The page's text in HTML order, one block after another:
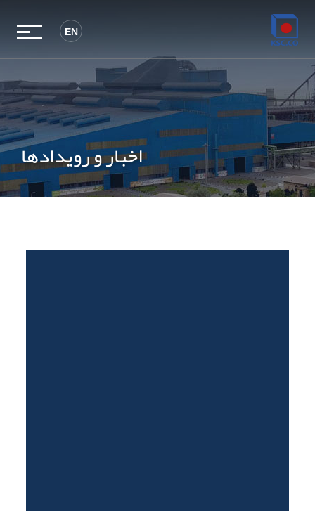
EN
اخبار و رویدادها